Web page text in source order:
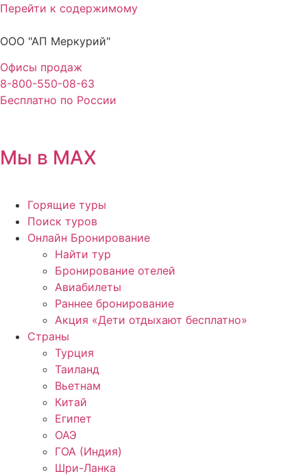
Перейти к содержимому
ООО "АП Меркурий"
Офисы продаж
8-800-550-08-63
Бесплатно по России
Мы в MAX
Горящие туры
Поиск туров
Онлайн Бронирование
Найти тур
Бронирование отелей
Авиабилеты
Раннее бронирование
Акция «Дети отдыхают бесплатно»
Страны
Турция
Таиланд
Вьетнам
Китай
Египет
ОАЭ
ГОА (Индия)
Шри-Ланка